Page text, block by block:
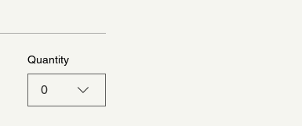
Quantity
0